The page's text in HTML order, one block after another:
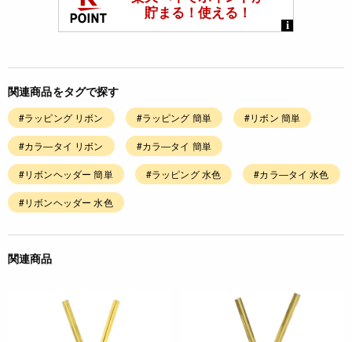
関連商品をタグで探す
#ラッピング リボン #ラッピング 簡単 #リボン 簡単
#カラ―タイ リボン #カラ―タイ 簡単
#リボンヘッダー 簡単 #ラッピング 水色 #カラ―タイ 水色
#リボンヘッダー 水色
関連商品